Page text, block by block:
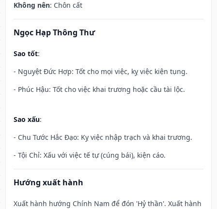
Không nên: Chôn cất
Ngọc Hạp Thông Thư
Sao tốt:
- Nguyệt Đức Hợp: Tốt cho mọi việc, kỵ việc kiện tụng.
- Phúc Hậu: Tốt cho việc khai trương hoặc cầu tài lộc.
Sao xấu:
- Chu Tước Hắc Đạo: Kỵ việc nhập trạch và khai trương.
- Tội Chỉ: Xấu với việc tế tự (cúng bái), kiện cáo.
Hướng xuất hành
Xuất hành hướng Chính Nam để đón 'Hỷ thần'. Xuất hành